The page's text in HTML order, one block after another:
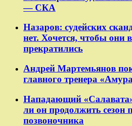
— СКА
Назаров: судейских
нет. Хочется, чтобы они
прекратились
Андрей Мартемьянов
главного тренера
Нападающий
ли он продолжить сезон
позвоночника